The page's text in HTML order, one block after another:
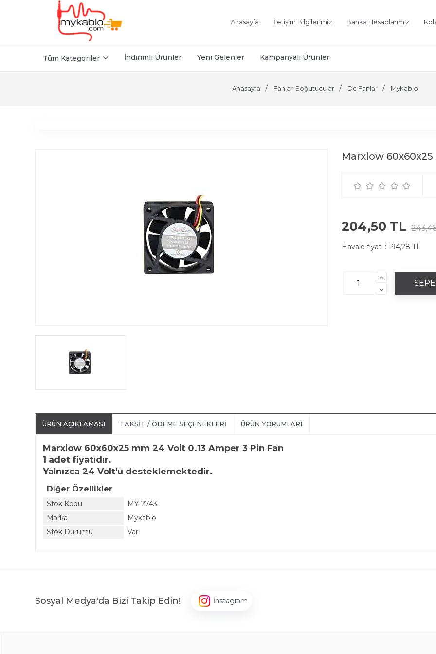
Anasayfa İletişim Bilgilerimiz Banka Hesaplarımız
Tüm Kategoriler İndirimli Ürünler Yeni Gelenler Kampanyali Ürünler
Anasayfa Fanlar-Soğutucular Dc Fanlar Mykablo
Marxlow
204,50 TL
Havale fiyatı : 194,28 TL
ÜRÜN AÇIKLAMASI TAKSIT / ÖDEME SEÇENEKLERI ÜRÜN YORUMLARI
Marxlow 60x60x25 mm 24 Volt 0.13 Amper 3 Pin Fan
1 adet fiyatıdır.
Yalnızca 24 Volt'u desteklemektedir.
Diğer Özellikler
Stok Kodu
MY-2743
Marka
Mykablo
Stok Durumu
Var
Sosyal Medya'da Bizi Takip Edin! İnstagram